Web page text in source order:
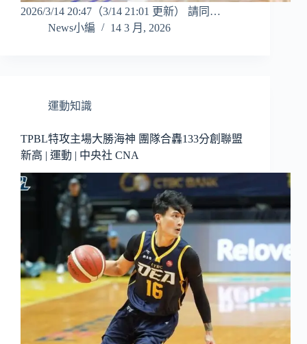
2026/3/14 20:47（3/14 21:01 更新） 請同…
News小編
14 3 月, 2026
運動知識
TPBL特攻主場大勝海神 團隊合轟133分創聯盟
新高 | 運動 | 中央社 CNA